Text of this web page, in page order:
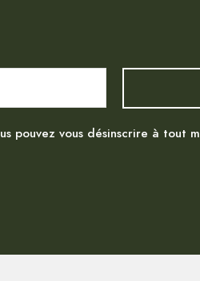
pouvez vous désinscrire à tout